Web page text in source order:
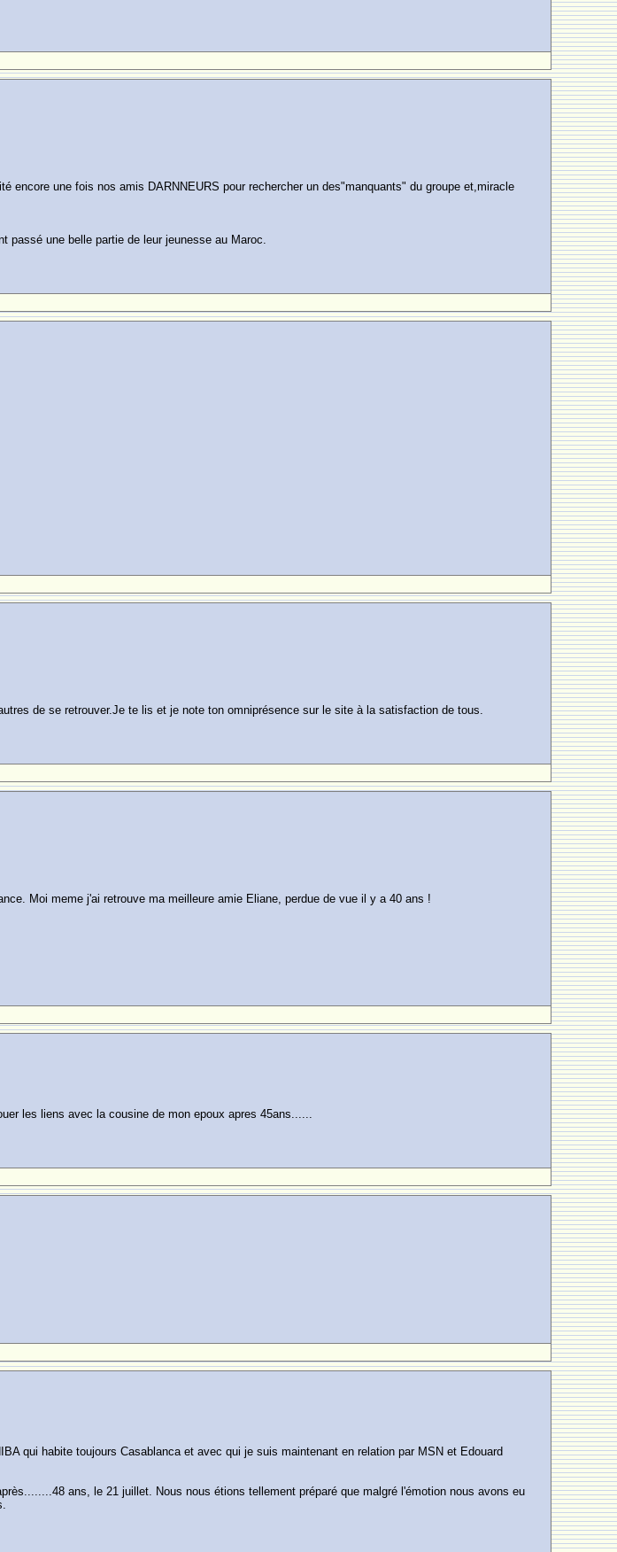
une fois nos amis DARNNEURS pour rechercher un des"manquants" du groupe et,miracle
passé une belle partie de leur jeunesse au Maroc.
de se retrouver.Je te lis et je note ton omniprésence sur le site à la satisfaction de tous.
Moi meme j'ai retrouve ma meilleure amie Eliane, perdue de vue il y a 40 ans !
les liens avec la cousine de mon epoux apres 45ans......
qui habite toujours Casablanca et avec qui je suis maintenant en relation par MSN et Edouard
ans, le 21 juillet. Nous nous étions tellement préparé que malgré l'émotion nous avons eu